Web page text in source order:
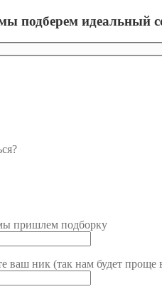
подберем идеальный
пришлем подборку
ваш ник (так нам будет проще